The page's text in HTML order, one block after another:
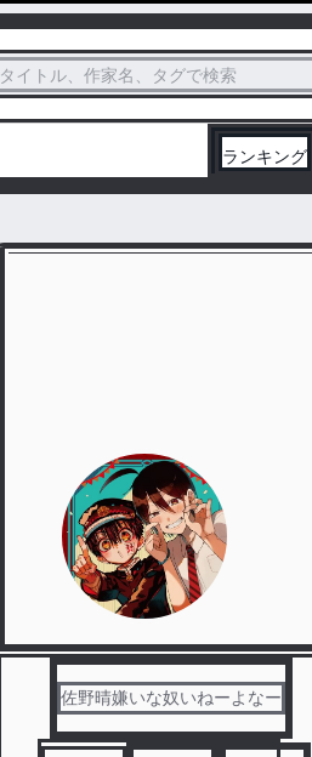
タイトル、作家名、タグで検索
ランキング
佐野晴嫌いな奴いねーよなー